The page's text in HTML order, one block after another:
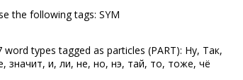
the following tags: SYM
types tagged as particles (PART): Ну, Так,
значит, и, ли, не, но, нэ, тай, то, тоже, чё